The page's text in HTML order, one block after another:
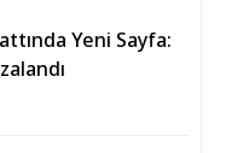
Yeni Sayfa: